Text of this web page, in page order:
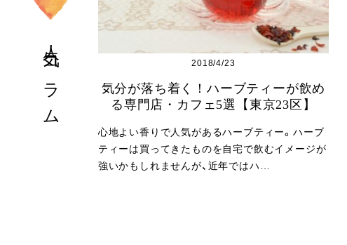
人気コラム 2018/4/23
気分が落ち着く！ハーブティーが飲め
る専門店・カフェ5選【東京23区】
心地よい香りで人気があるハーブティー。ハーブ
ティーは買ってきたものを自宅で飲むイメージが
強いかもしれませんが、近年ではハ…